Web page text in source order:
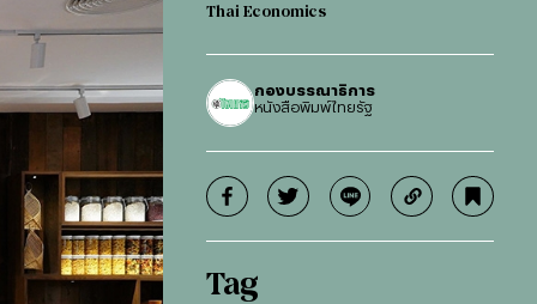
Thai Economics
กองบรรณาธิการ
หนังสือพิมพ์ไทยรัฐ
Tag